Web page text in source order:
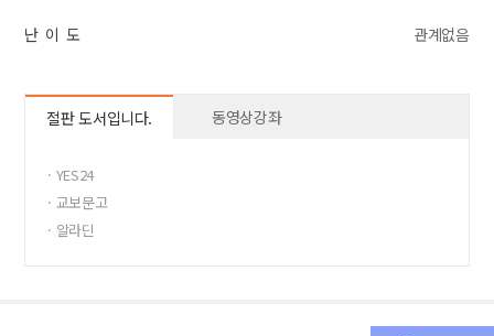
난 이 도 관계없음
절판 도서입니다. 동영상강좌
· YES24
· 교보문고
· 알라딘